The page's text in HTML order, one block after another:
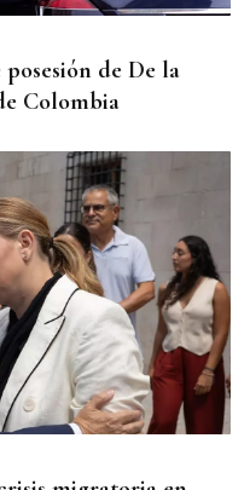
de De la
Colombia